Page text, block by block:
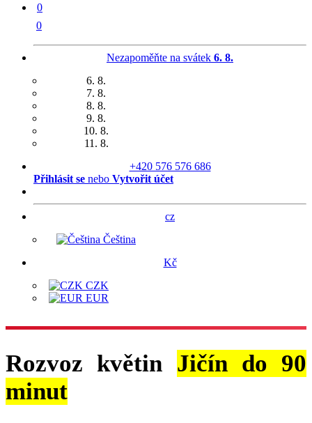
0
0
Nezapoměňte na svátek 6. 8.
6. 8.
7. 8.
8. 8.
9. 8.
10. 8.
11. 8.
+420 576 576 686
Přihlásit se nebo Vytvořit účet
cz
Čeština
Kč
CZK
EUR
Rozvoz květin Jičín do 90
minut